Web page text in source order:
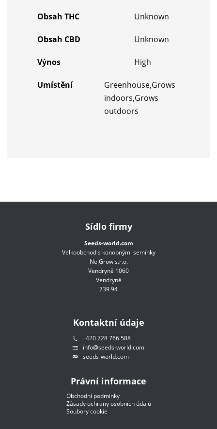
Obsah THC Unknown
Obsah CBD Unknown
Výnos High
Umístění
Greenhouse,Grows
indoors,Grows
outdoors
Sídlo firmy
Seeds-world.com
Velkoobchod s konopnými semínky
NejGrow s.r.o.
Vendryně 1060
Vendryně
739 94
Kontaktní údaje
+420 728 766 588
info@seeds-world.com
seeds-world.com
Právní informace
Obchodní podmínky
Zásady ochrany osobních údajů
Soubory cookie